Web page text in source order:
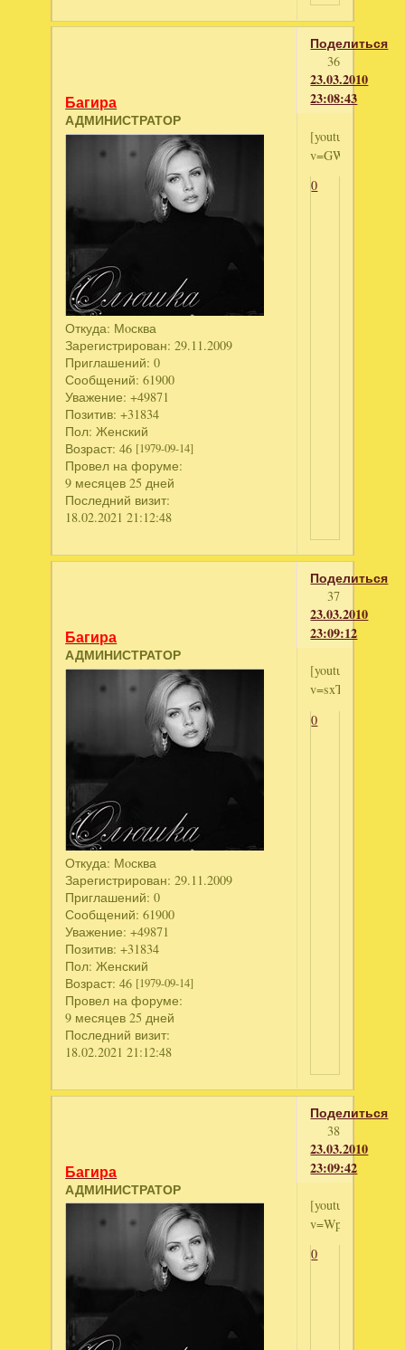
Поделиться
36
23.03.2010
23:08:43
Багира
АДМИНИСТРАТОР
Откуда: Мoсква
Зарегистрирован: 29.11.2009
Приглашений: 0
Сообщений: 61900
Уважение: +49871
Позитив: +31834
Пол: Женский
Возраст: 46 [1979-09-14]
Провел на форуме:
9 месяцев 25 дней
Последний визит:
18.02.2021 21:12:48
[youtube]http://
0
Поделиться
37
23.03.2010
23:09:12
Багира
АДМИНИСТРАТОР
Откуда: Мoсква
Зарегистрирован: 29.11.2009
Приглашений: 0
Сообщений: 61900
Уважение: +49871
Позитив: +31834
Пол: Женский
Возраст: 46 [1979-09-14]
Провел на форуме:
9 месяцев 25 дней
Последний визит:
18.02.2021 21:12:48
[youtube]http://
0
Поделиться
38
23.03.2010
23:09:42
Багира
АДМИНИСТРАТОР
[youtube]http://
0